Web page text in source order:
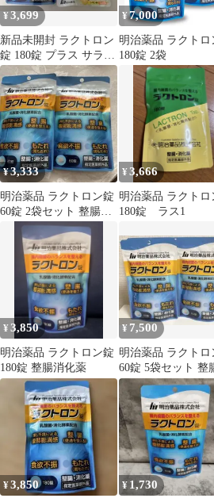
¥3,699
新品未開封 ラクトロン
錠 180錠 プラス サラサ
ラ美人3g入x7袋
¥7,000
明治薬品 ラクトロ
180錠 2袋
¥3,333
明治薬品 ラクトロン錠
60錠 2袋セット 整腸消
¥3,666
明治薬品 ラクトロ
180錠 ラス1
¥3,850
明治薬品 ラクトロン錠
180錠 整腸消化薬
¥ 7,500
明治薬品 ラクトロ
60錠 5袋セット 整
化薬
¥3,850 ¥ 1,730